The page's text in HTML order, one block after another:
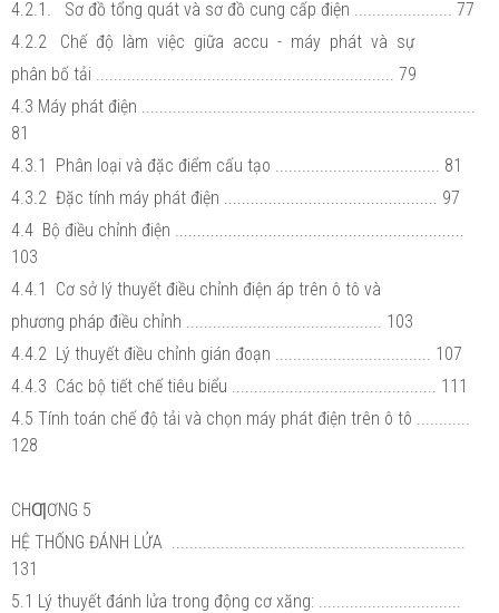
4.2.1. Sơ đồ tổng quát và sơ đồ cung cấp điện ...................... 77
4.2.2 Chế độ làm việc giữa accu - máy phát và sự
phân bố tải ................................................................... 79
4.3 Máy phát điện ...........................................................................
81
4.3.1 Phân loại và đặc điểm cấu tạo ..................................... 81
4.3.2 Đặc tính máy phát điện ................................................ 97
4.4 Bộ điều chỉnh điện .................................................................
103
4.4.1 Cơ sở lý thuyết điều chỉnh điện áp trên ô tô và
phương pháp điều chỉnh ............................................ 103
4.4.2 Lý thuyết điều chỉnh gián đoạn ................................... 107
4.4.3 Các bộ tiết chế tiêu biểu .............................................. 111
4.5 Tính toán chế độ tải và chọn máy phát điện trên ô tô ............
128
CHƢƠNG 5
HỆ THỐNG ĐÁNH LỬA ..................................................................
131
5.1 Lý thuyết đánh lửa trong động cơ xăng: ................................